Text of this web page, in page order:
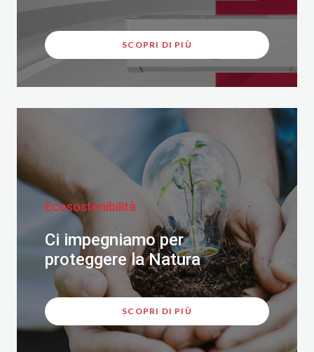
SCOPRI DI PIÙ
Ecosostenibilità
Ci impegniamo per
proteggere la Natura
SCOPRI DI PIÙ